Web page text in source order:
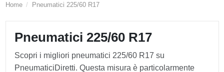
Home Pneumatici 225/60 R17
Pneumatici 225/60 R17
Scopri i migliori pneumatici 225/60 R17 su
PneumaticiDiretti. Questa misura è particolarmente